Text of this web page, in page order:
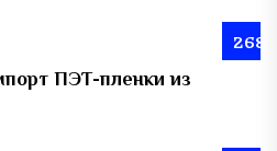
268
ПЭТ-пленки из